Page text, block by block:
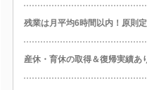
残業は月平均6時間以内！原則
産休・育休の取得＆復帰実績あ